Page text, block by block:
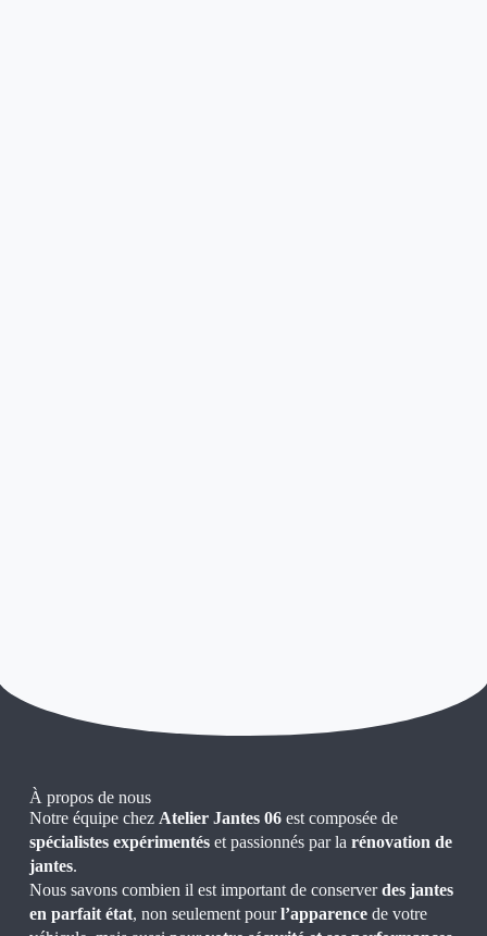
À propos de nous
Notre équipe chez Atelier Jantes 06est composée de
spécialistes expérimentéset passionnés par la rénovation de
jantes.
Nous savons combien il est important de conserverdes jantes
en parfait état, non seulement pourl’apparencede votre